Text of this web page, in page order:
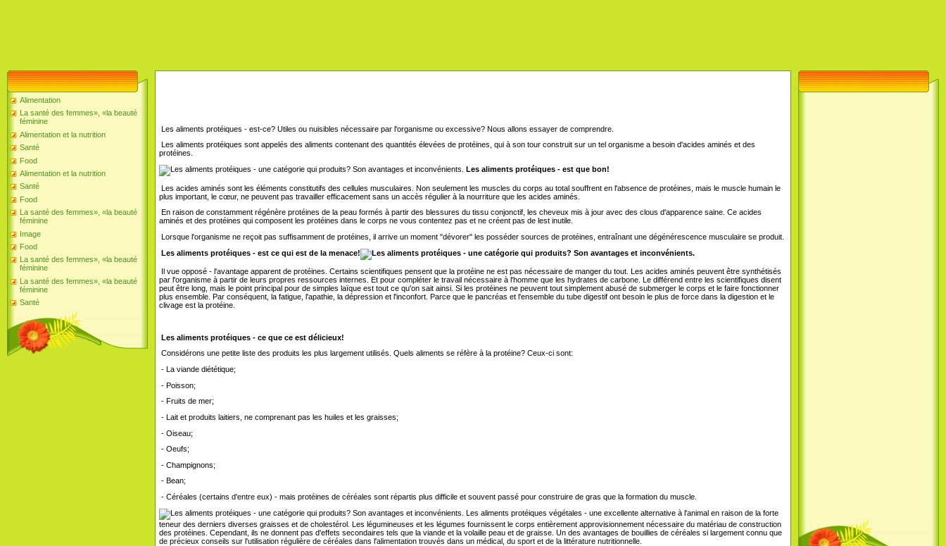
Alimentation
La santé des femmes», «la beauté
féminine
Alimentation et la nutrition
Santé
Food
Alimentation et la nutrition
Santé
Food
La santé des femmes», «la beauté
féminine
Image
Food
La santé des femmes», «la beauté
féminine
La santé des femmes», «la beauté
féminine
Santé
Les aliments protéiques - est-ce? Utiles ou nuisibles nécessaire par l'organisme ou excessive? Nous allons essayer de comprendre.
Les aliments protéiques sont appelés des aliments contenant des quantités élevées de protéines, qui à son tour construit sur un tel organisme a besoin d'acides aminés et des
protéines.
Les aliments protéiques - est que bon!
Les acides aminés sont les éléments constitutifs des cellules musculaires. Non seulement les muscles du corps au total souffrent en l'absence de protéines, mais le muscle humain le
plus important, le cœur, ne peuvent pas travailler efficacement sans un accès régulier à la nourriture que les acides aminés.
En raison de constamment régénère protéines de la peau formés à partir des blessures du tissu conjonctif, les cheveux mis à jour avec des clous d'apparence saine. Ce acides
aminés et des protéines qui composent les protéines dans le corps ne vous contentez pas et ne créent pas de lest inutile.
Lorsque l'organisme ne reçoit pas suffisamment de protéines, il arrive un moment "dévorer" les posséder sources de protéines, entraînant une dégénérescence musculaire se produit.
Les aliments protéiques - est ce qui est de la menace!
Il vue opposé - l'avantage apparent de protéines. Certains scientifiques pensent que la protéine ne est pas nécessaire de manger du tout. Les acides aminés peuvent être synthétisés
par l'organisme à partir de leurs propres ressources internes. Et pour compléter le travail nécessaire à l'homme que les hydrates de carbone. Le différend entre les scientifiques disent
peut être long, mais le point principal pour de simples laïque est tout ce qu'on sait ainsi. Si les protéines ne peuvent tout simplement abusé de submerger le corps et le faire fonctionner
plus ensemble. Par conséquent, la fatigue, l'apathie, la dépression et l'inconfort. Parce que le pancréas et l'ensemble du tube digestif ont besoin le plus de force dans la digestion et le
clivage est la protéine.
Les aliments protéiques - ce que ce est délicieux!
Considérons une petite liste des produits les plus largement utilisés. Quels aliments se réfère à la protéine? Ceux-ci sont:
- La viande diététique;
- Poisson;
- Fruits de mer;
- Lait et produits laitiers, ne comprenant pas les huiles et les graisses;
- Oiseau;
- Oeufs;
- Champignons;
- Bean;
- Céréales (certains d'entre eux) - mais protéines de céréales sont répartis plus difficile et souvent passé pour construire de gras que la formation du muscle.
Les aliments protéiques végétales - une excellente alternative à l'animal en raison de la forte
teneur des derniers diverses graisses et de cholestérol. Les légumineuses et les légumes fournissent le corps entièrement approvisionnement nécessaire du matériau de construction
des protéines. Cependant, ils ne donnent pas d'effets secondaires tels que la viande et la volaille peau et de graisse. Un des avantages de bouillies de céréales si largement connu que
de précieux conseils sur l'utilisation régulière de céréales dans l'alimentation trouvés dans un médical, du sport et de la littérature nutritionnelle.